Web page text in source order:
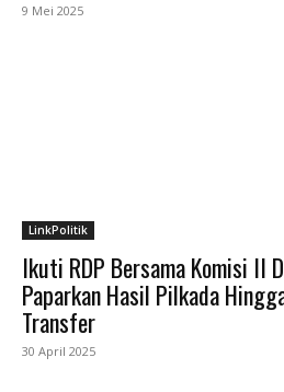
9 Mei 2025
LinkPolitik
Ikuti RDP Bersama Komisi II
Paparkan Hasil Pilkada
Transfer
30 April 2025